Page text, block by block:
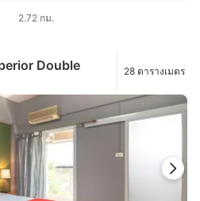
2.72 กม.
Double
28 ตารางเมตร